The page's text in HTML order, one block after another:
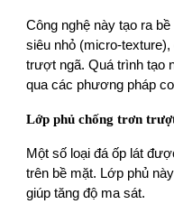
Công nghệ này tạo ra
siêu nhỏ (micro-
trượt ngã. Quá trình tạo
qua các phương pháp
Lớp phủ chống trơn
Một số loại đá ốp lát
trên bề mặt. Lớp phủ
giúp tăng độ ma sát.